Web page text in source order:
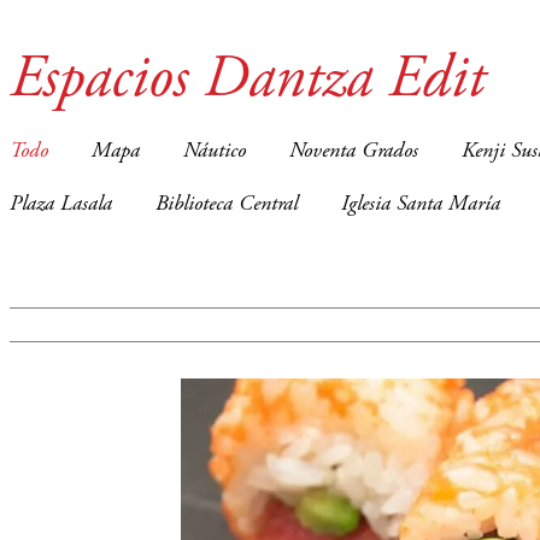
Espacios Dantza Edit
Todo Mapa Náutico Noventa Grados Kenji
Plaza Lasala Biblioteca Central Iglesia Santa María